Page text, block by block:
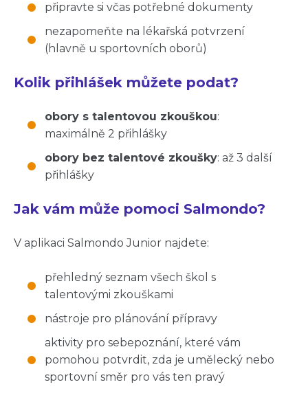
připravte si včas potřebné dokumenty
nezapomeňte na lékařská potvrzení
(hlavně u sportovních oborů)
Kolik přihlášek můžete podat?
obory s talentovou zkouškou:
maximálně 2 přihlášky
obory bez talentové zkoušky: až 3 další
přihlášky
Jak vám může pomoci Salmondo?
V aplikaci Salmondo Junior najdete:
přehledný seznam všech škol s
talentovými zkouškami
nástroje pro plánování přípravy
aktivity pro sebepoznání, které vám
pomohou potvrdit, zda je umělecký nebo
sportovní směr pro vás ten pravý